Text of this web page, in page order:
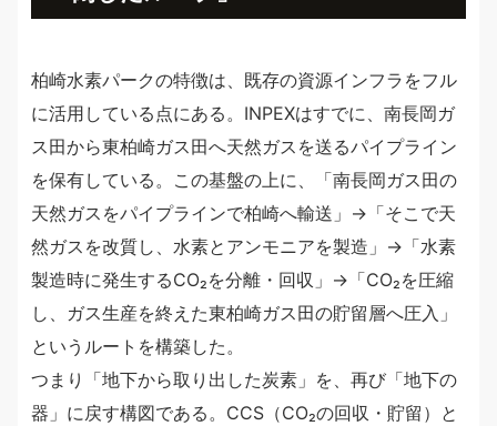
柏崎水素パークの特徴は、既存の資源インフラをフル
に活用している点にある。INPEXはすでに、南長岡ガ
ス田から東柏崎ガス田へ天然ガスを送るパイプライン
を保有している。この基盤の上に、「南長岡ガス田の
天然ガスをパイプラインで柏崎へ輸送」→「そこで天
然ガスを改質し、水素とアンモニアを製造」→「水素
製造時に発生するCO₂を分離・回収」→「CO₂を圧縮
し、ガス生産を終えた東柏崎ガス田の貯留層へ圧入」
というルートを構築した。
つまり「地下から取り出した炭素」を、再び「地下の
器」に戻す構図である。CCS（CO₂の回収・貯留）と